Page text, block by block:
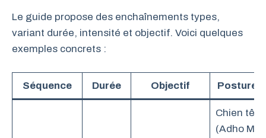
Le guide propose des enchaînements types,
variant durée, intensité et objectif. Voici quelques
exemples concrets :
Séquence Durée Objectif Postures
Chien
(Adho